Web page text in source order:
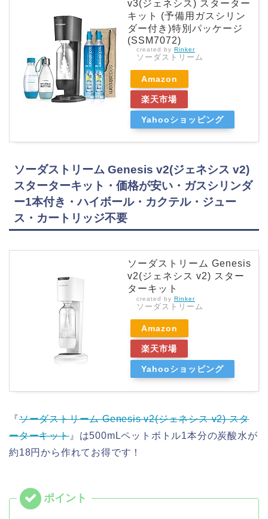
v3(ジェネシス) スターター
キット (予備用ガスシリン
ダー付き)特別パッケージ
(SSM7072)
created by Rinker
ソーダストリーム
Amazon
楽天市場
Yahooショッピング
ソーダストリーム Genesis v2(ジェネシス v2)
スターターキット・価格が安い・ガスシリンダ
ー1本付き・ハイボール・カクテル・ジュー
ス・カートリッジ不要
ソーダストリーム Genesis
v2(ジェネシス v2) スター
ターキット
created by Rinker
ソーダストリーム
Amazon
楽天市場
Yahooショッピング
『ソーダストリーム Genesis v2(ジェネシス v2) スタ
ーターキット』は500mLペットボトル1本分の炭酸水が
約18円から作れてお得です！